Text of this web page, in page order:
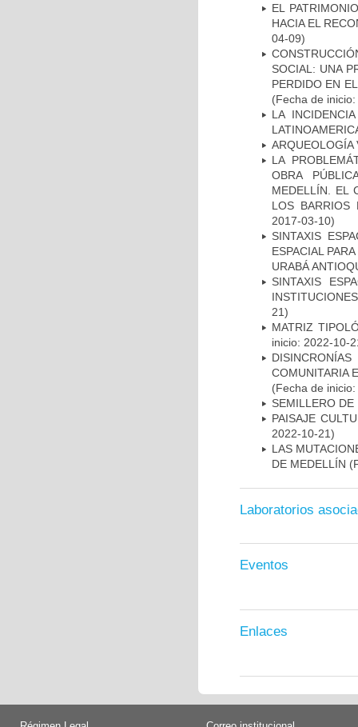
EL
HACIA EL
04-09)
SOCIAL: UNA
PERDIDO EN
(Fecha de
LA
ARQUEOLOGÍA
LA
OBRA
MEDELLÍN. EL
LOS BARRIOS
2017-03-10)
SINTAXIS
ESPACIAL
URABÁ
SINTAXIS
21)
MATRIZ
inicio: 2022-10-
COMUNITARIA
(Fecha de
SEMILLERO DE
PAISAJE
2022-10-21)
LAS
DE MEDELLÍN
Laboratorios
Eventos
Enlaces